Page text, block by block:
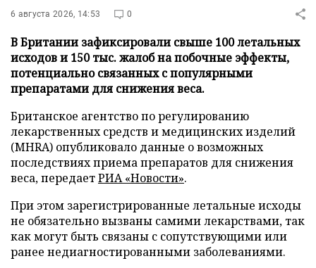
6 августа 2026, 14:53 0
В Британии зафиксировали свыше 100 летальных
исходов и 150 тыс. жалоб на побочные эффекты,
потенциально связанных с популярными
препаратами для снижения веса.
Британское агентство по регулированию
лекарственных средств и медицинских изделий
(MHRA) опубликовало данные о возможных
последствиях приема препаратов для снижения
веса, передаетРИА «Новости».
При этом зарегистрированные летальные исходы
не обязательно вызваны самими лекарствами, так
как могут быть связаны с сопутствующими или
ранее недиагностированными заболеваниями.